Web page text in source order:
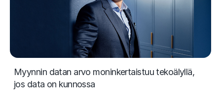
Myynnin datan arvo moninkertaistuu tekoälyllä,
jos data on kunnossa